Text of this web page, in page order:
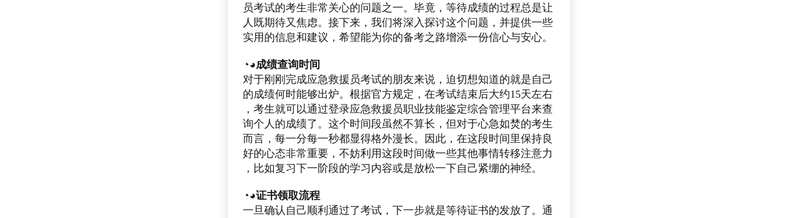
员考试的考生非常关心的问题之一。毕竟，等待成绩的过程总是让
人既期待又焦虑。接下来，我们将深入探讨这个问题，并提供一些
实用的信息和建议，希望能为你的备考之路增添一份信心与安心。
◔◕成绩查询时间
对于刚刚完成应急救援员考试的朋友来说，迫切想知道的就是自己
的成绩何时能够出炉。根据官方规定，在考试结束后大约15天左右
，考生就可以通过登录应急救援员职业技能鉴定综合管理平台来查
询个人的成绩了。这个时间段虽然不算长，但对于心急如焚的考生
而言，每一分每一秒都显得格外漫长。因此，在这段时间里保持良
好的心态非常重要，不妨利用这段时间做一些其他事情转移注意力
，比如复习下一阶段的学习内容或是放松一下自己紧绷的神经。
◔◕证书领取流程
一旦确认自己顺利通过了考试，下一步就是等待证书的发放了。通